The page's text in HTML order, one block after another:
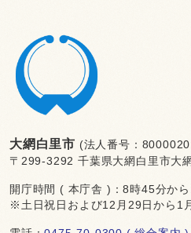
大網白里市 (法人番号：
〒299-3292 千葉県大網白里市大
開庁時間 ( 本庁舎 )：8時45分か
※土日祝日および12月29日から1